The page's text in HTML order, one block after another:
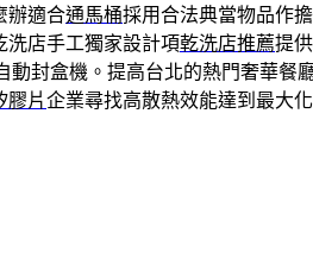
辦適合通馬桶採用合法典當物品作
洗店手工獨家設計項乾洗店推薦提
動封盒機。提高台北的熱門奢華餐
膠片企業尋找高散熱效能達到最大化